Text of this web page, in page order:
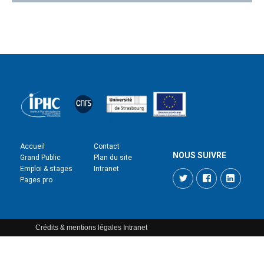
Accueil
Grand Public
Emploi & stages
Pages pro
Contact
Plan du site
Intranet
NOUS SUIVRE
TwitterFacebook
Crédits & mentions légales Intranet